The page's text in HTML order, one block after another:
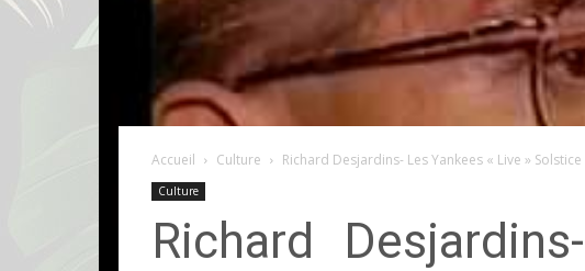
Accueil Culture Richard Desjardins- Les Yankees « Live » Solstice
Culture
Richard